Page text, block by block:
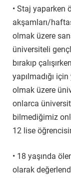
• Staj yaparken
akşamları/
olmak üzere
üniversiteli
bırakıp
yapılmadığı
olmak üzere
onlarca
bilmediğimiz
12 lise
• 18 yaşında
olarak